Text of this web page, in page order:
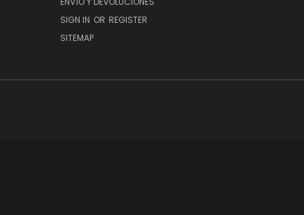
SIGN IN OR REGISTER
SITEMAP